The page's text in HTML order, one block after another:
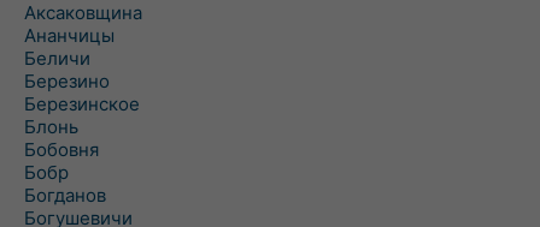
Аксаковщина
Ананчицы
Беличи
Березино
Березинское
Блонь
Бобовня
Бобр
Богданов
Богушевичи